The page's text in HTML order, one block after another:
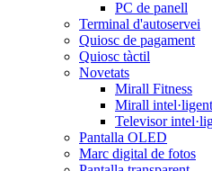
PC de panell
Terminal d'autoservei
Quiosc de pagament
Quiosc tàctil
Novetats
Mirall Fitness
Mirall intel·ligent
Televisor
Pantalla OLED
Marc digital de fotos